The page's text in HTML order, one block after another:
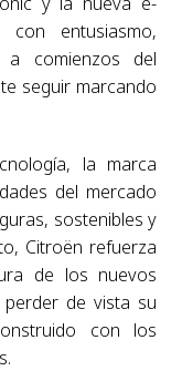
entusiasmo,
comienzos del
seguir marcando
la marca
del mercado
sostenibles y
Citroën refuerza
de los nuevos
de vista su
con los